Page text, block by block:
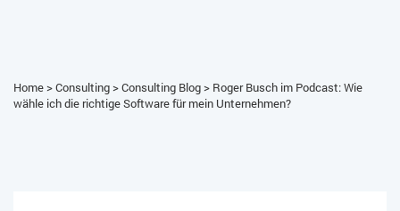
Home>Consulting>Consulting Blog> Roger Busch im Podcast: Wie
wähle ich die richtige Software für mein Unternehmen?